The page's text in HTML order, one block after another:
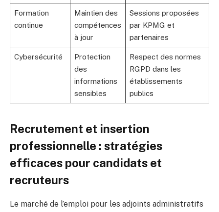
Formation
continue
Maintien des
compétences
à jour
Sessions proposées
par KPMG et
partenaires
Cybersécurité
Protection
des
informations
sensibles
Respect des normes
RGPD dans les
établissements
publics
Recrutement et insertion
professionnelle : stratégies
efficaces pour candidats et
recruteurs
Le marché de l’emploi pour les adjoints administratifs